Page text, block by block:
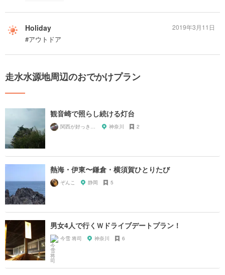
Holiday
#アウトドア
2019年3月11日
走水水源地周辺のおでかけプラン
観音崎で照らし続ける灯台
関西が好っきゃねん 神奈川 2
熱海・伊東〜鎌倉・横須賀ひとりたび
ぞんこ 静岡 5
男女4人で行くＷドライブデートプラン！
今雪 将司 神奈川 6